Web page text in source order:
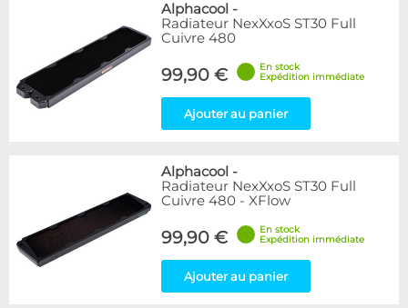
Alphacool -
Radiateur NexXxoS ST30 Full
Cuivre 480
99,90 €
En stock
Expédition immédiate
Ajouter au panier
Alphacool -
Radiateur NexXxoS ST30 Full
Cuivre 480 - XFlow
99,90 €
En stock
Expédition immédiate
Ajouter au panier